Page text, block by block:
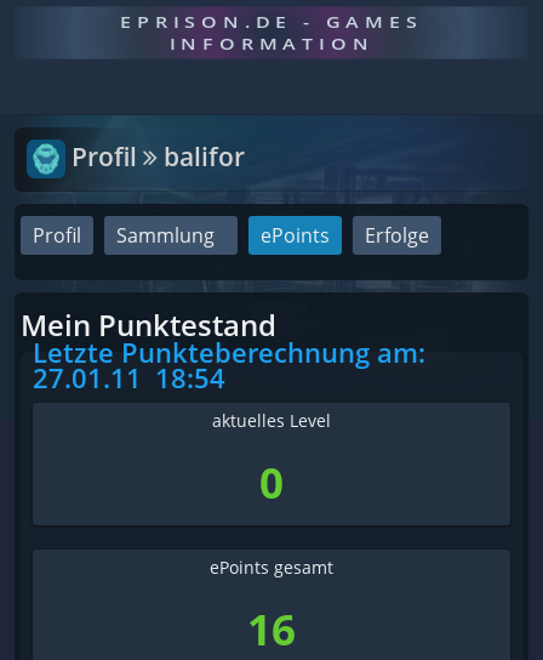
EPRISON.DE - GAMES
INFORMATION
Profil balifor
Profil Sammlung ePoints Erfolge
Mein Punktestand
Letzte Punkteberechnung am:
27.01.11 18:54
aktuelles Level
0
ePoints gesamt
16